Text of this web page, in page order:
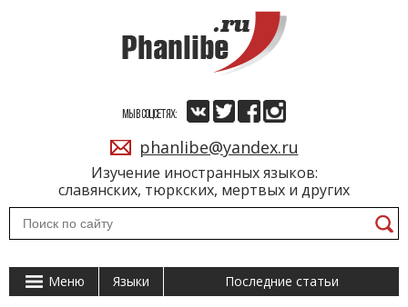
Изучение иностранных языков:
славянских, тюркских, мертвых и других
МЫ В СОЦСЕТЯХ:
phanlibe@yandex.ru
Меню Языки Последние статьи